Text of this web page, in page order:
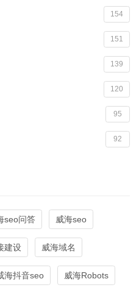
154
151
139
120
95
92
seo问答 威海seo
建设 威海域名
海抖音seo 威海Robots